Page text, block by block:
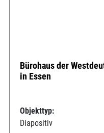
Bürohaus der
in Essen
Objekttyp:
Diapositiv